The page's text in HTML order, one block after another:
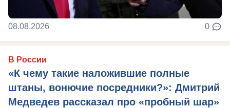
08.08.2026 0
В России
«К чему такие наложившие полные
штаны, вонючие посредники?»: Дмитрий
Медведев рассказал про «пробный шар»